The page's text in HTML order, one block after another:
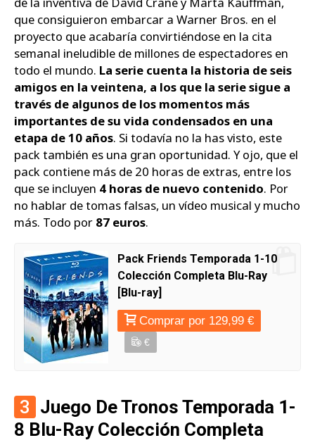
que consiguieron embarcar a Warner Bros. en el
proyecto que acabaría convirtiéndose en la cita
semanal ineludible de millones de espectadores en
todo el mundo. La serie cuenta la historia de seis
amigos en la veintena, a los que la serie sigue a
través de algunos de los momentos más
importantes de su vida condensados en una
etapa de 10 años. Si todavía no la has visto, este
pack también es una gran oportunidad. Y ojo, que el
pack contiene más de 20 horas de extras, entre los
que se incluyen 4 horas de nuevo contenido. Por
no hablar de tomas falsas, un vídeo musical y mucho
más. Todo por 87 euros.
Pack Friends Temporada 1-10
Colección Completa Blu-Ray
[Blu-ray]
Comprar por 129,99 €
€
3 Juego De Tronos Temporada 1-
8 Blu-Ray Colección Completa